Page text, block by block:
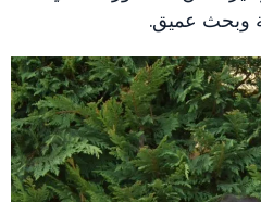
وبحث عميق.